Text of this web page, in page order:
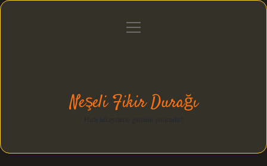
Gizlilik Politikası
menüyü
Neşeli Fikir Durağı